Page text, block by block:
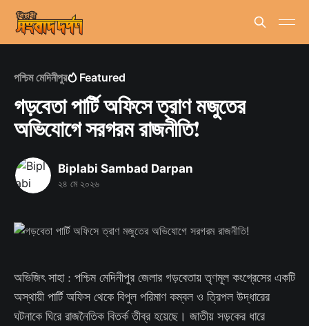
পশ্চিম মেদিনীপুর Featured
গড়বেতা পার্টি অফিসে ত্রাণ মজুতের
অভিযোগে সরগরম রাজনীতি!
Biplabi Sambad Darpan
২৪ মে ২০২৬
অভিজিৎ সাহা : পশ্চিম মেদিনীপুর জেলার গড়বেতায় তৃণমূল কংগ্রেসের একটি
অস্থায়ী পার্টি অফিস থেকে বিপুল পরিমাণ কম্বল ও ত্রিপল উদ্ধারের
ঘটনাকে ঘিরে রাজনৈতিক বিতর্ক তীব্র হয়েছে। জাতীয় সড়কের ধারে